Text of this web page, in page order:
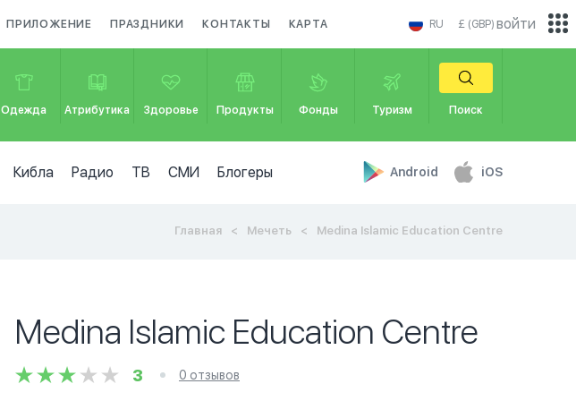
ПРИЛОЖЕНИЕ ПРАЗДНИКИ КОНТАКТЫ КАРТА RU £ (GBP)
Одежда Атрибутика Здоровье Продукты Фонды Туризм Поиск
Кибла Радио ТВ СМИ Блогеры Android iOS
войти
Главная Мечеть Medina Islamic Education Centre
Medina Islamic Education Centre
3 0 отзывов